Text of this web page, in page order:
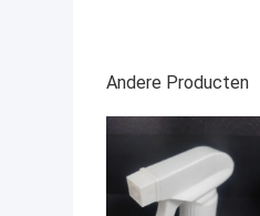
Andere Producten